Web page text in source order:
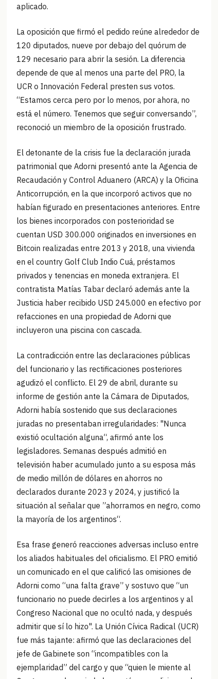
aplicado.
La oposición que firmó el pedido reúne alrededor de
120 diputados, nueve por debajo del quórum de
129 necesario para abrir la sesión. La diferencia
depende de que al menos una parte del PRO, la
UCR o Innovación Federal presten sus votos.
“Estamos cerca pero por lo menos, por ahora, no
está el número. Tenemos que seguir conversando”,
reconoció un miembro de la oposición frustrado.
El detonante de la crisis fue la declaración jurada
patrimonial que Adorni presentó ante la Agencia de
Recaudación y Control Aduanero (ARCA) y la Oficina
Anticorrupción, en la que incorporó activos que no
habían figurado en presentaciones anteriores. Entre
los bienes incorporados con posterioridad se
cuentan USD 300.000 originados en inversiones en
Bitcoin realizadas entre 2013 y 2018, una vivienda
en el country Golf Club Indio Cuá, préstamos
privados y tenencias en moneda extranjera. El
contratista Matías Tabar declaró además ante la
Justicia haber recibido USD 245.000 en efectivo por
refacciones en una propiedad de Adorni que
incluyeron una piscina con cascada.
La contradicción entre las declaraciones públicas
del funcionario y las rectificaciones posteriores
agudizó el conflicto. El 29 de abril, durante su
informe de gestión ante la Cámara de Diputados,
Adorni había sostenido que sus declaraciones
juradas no presentaban irregularidades: "Nunca
existió ocultación alguna“, afirmó ante los
legisladores. Semanas después admitió en
televisión haber acumulado junto a su esposa más
de medio millón de dólares en ahorros no
declarados durante 2023 y 2024, y justificó la
situación al señalar que ”ahorramos en negro, como
la mayoría de los argentinos“.
Esa frase generó reacciones adversas incluso entre
los aliados habituales del oficialismo. El PRO emitió
un comunicado en el que calificó las omisiones de
Adorni como “una falta grave” y sostuvo que “un
funcionario no puede decirles a los argentinos y al
Congreso Nacional que no ocultó nada, y después
admitir que sí lo hizo". La Unión Cívica Radical (UCR)
fue más tajante: afirmó que las declaraciones del
jefe de Gabinete son “incompatibles con la
ejemplaridad” del cargo y que “quien le miente al